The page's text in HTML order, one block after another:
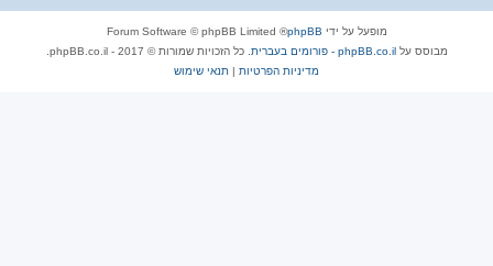
מופעל על ידי phpBB
® Forum Software © phpBB Limited
מבוסס עלphpBB.co.il - פורומים בעברית
. כל הזכויות שמורות © 2017 - phpBB.co.il.
מדיניות הפרטיות | תנאי שימוש